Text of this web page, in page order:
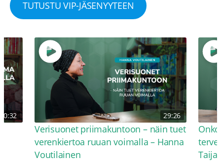
TUTUSTU VIP-JÄSENYYTEEN
30:32 29:26
Verisuonet priimakuntoon – näin tuet
verenkiertoa ruuan voimalla – Hanna
Voutilainen
Taija